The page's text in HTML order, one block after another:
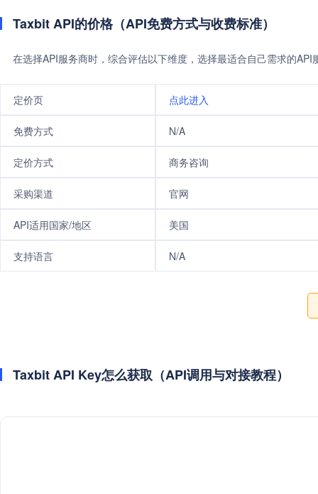
Taxbit API的价格（API免费方式与收费标准）
在选择API服务商时，综合评估以下维度，选择最适合自己需求的
定价页 点此进入
免费方式 N/A
定价方式 商务咨询
采购渠道 官网
API适用国家/地区 美国
支持语言 N/A
Taxbit API Key怎么获取（API调用与对接教程）